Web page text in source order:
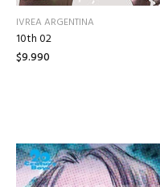
IVREA ARGENTINA
10th 02
$9.990